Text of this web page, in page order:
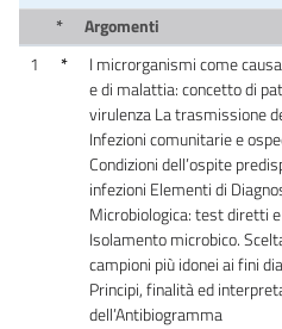
*
Argomenti
1
*
I microrganismi come
e di malattia: concetto di
virulenza La trasmissione
Infezioni comunitarie e
Condizioni dell’ospite
infezioni Elementi di
Microbiologica: test diretti
Isolamento microbico.
campioni più idonei ai fini
Principi, finalità ed
dell’Antibiogramma